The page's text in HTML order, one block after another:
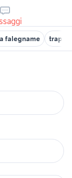
falegname